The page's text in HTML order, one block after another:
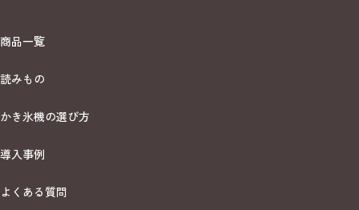
商品一覧
読みもの
かき氷機の選び方
導入事例
よくある質問